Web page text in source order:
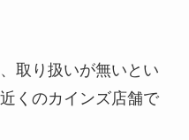
取り扱いが無いとい
くのカインズ店舗で